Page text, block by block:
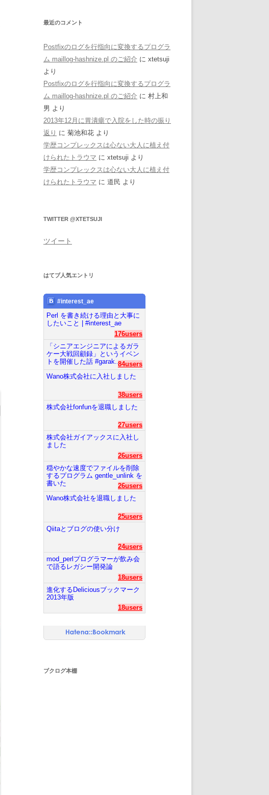
最近のコメント
Postfixのログを行指向に変換するプログラ
ム maillog-hashnize.pl のご紹介 に xtetsuji
より
Postfixのログを行指向に変換するプログラ
ム maillog-hashnize.pl のご紹介 に 村上和
男 より
2013年12月に胃潰瘍で入院をした時の振り
返り に 菊池和花 より
学歴コンプレックスは心ない大人に植え付
けられたトラウマ に xtetsuji より
学歴コンプレックスは心ない大人に植え付
けられたトラウマ に 道民 より
TWITTER @XTETSUJI
ツイート
はてブ人気エントリ
#interest_ae
Perl を書き続ける理由と大事に
したいこと | #interest_ae
176users
「シニアエンジニアによるガラ
ケー大戦回顧録」というイベン
トを開催した話 #garak...84users
Wano株式会社に入社しました
38users
株式会社fonfunを退職しました
27users
株式会社ガイアックスに入社し
ました
26users
穏やかな速度でファイルを削除
するプログラム gentle_unlink を
書いた
26users
Wano株式会社を退職しました
25users
Qiitaとブログの使い分け
24users
mod_perlプログラマーが飲み会
で語るレガシー開発論
18users
進化するDeliciousブックマーク
2013年版
18users
ブクログ本棚